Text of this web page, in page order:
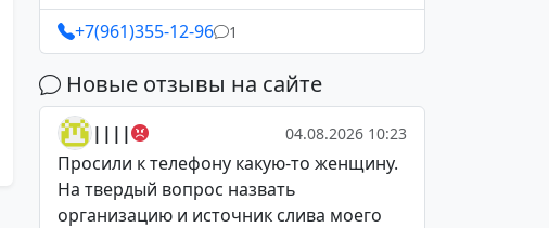
+7(961)355-12-96 1
Новые отзывы на сайте
|||| 04.08.2026 10:23
Просили к телефону какую-то женщину.
На твердый вопрос назвать
организацию и источник слива моего